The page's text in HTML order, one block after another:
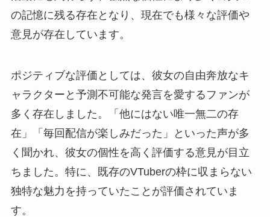
の記憶に残る存在となり、現在でも様々な評価や
意見が存在しています。
ポジティブな評価としては、彼女の自由奔放なキ
ャラクターと予測不可能な発言を愛するファンが
多く存在しました。「他にはない唯一無二の存
在」「毎回配信が楽しみだった」といった声が多
く聞かれ、彼女の個性を高く評価する意見が目立
ちました。特に、既存のVTuberの枠に収まらない
独特な魅力を持っていたことが評価されていま
す。